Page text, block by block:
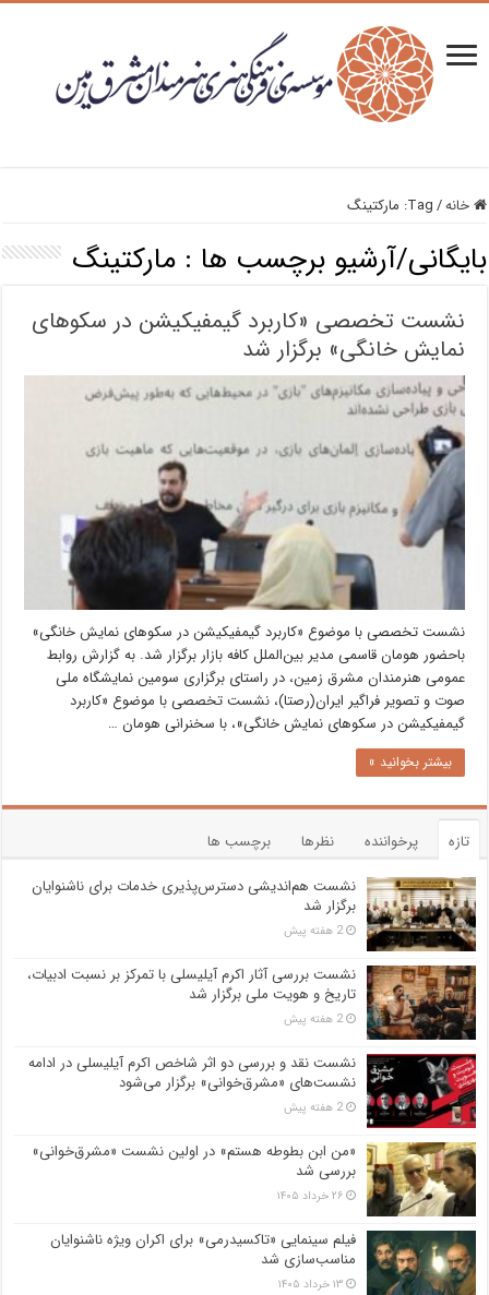
خانه/
Tag: مارکتینگ
بایگانی/آرشیو برچسب ها :مارکتینگ
نشست تخصصی «کاربرد گیمفیکیشن در سکوهای
نمایش خانگی» برگزار شد
نشست تخصصی با موضوع «کاربرد گیمفیکیشن در سکوهای نمایش خانگی»
باحضور هومان قاسمی مدیر بین‌الملل کافه بازار برگزار شد. به گزارش روابط
عمومی هنرمندان مشرق زمین، در راستای برگزاری سومین نمایشگاه ملی
صوت و تصویر فراگیر ایران(رصتا)، نشست تخصصی با موضوع «کاربرد
گیمفیکیشن در سکوهای نمایش خانگی»، با سخنرانی هومان …
بیشتر بخوانید »
تازه پرخواننده نظرها
برچسب ها
نشست هم‌اندیشی دسترس‌پذیری خدمات برای ناشنوایان
برگزار شد
2 هفته پیش
نشست بررسی آثار اکرم آیلیسلی با تمرکز بر نسبت ادبیات،
تاریخ و هویت ملی برگزار شد
2 هفته پیش
نشست نقد و بررسی دو اثر شاخص اکرم آیلیسلی در ادامه
نشست‌های «مشرق‌خوانی» برگزار می‌شود
2 هفته پیش
«من ابن بطوطه هستم» در اولین نشست «مشرق‌خوانی»
بررسی شد
۲۶ خرداد ۱۴۰۵
فیلم سینمایی «تاکسیدرمی» برای اکران ویژه ناشنوایان
مناسب‌سازی شد
۱۳ خرداد ۱۴۰۵